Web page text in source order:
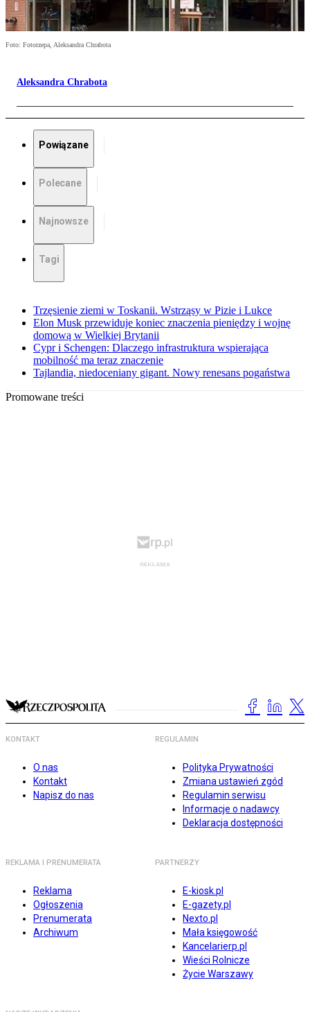
Foto: Fotorzepa, Aleksandra Chrabota
Aleksandra Chrabota
Powiązane
Polecane
Najnowsze
Tagi
Trzęsienie ziemi w Toskanii. Wstrząsy w Pizie i Lukce
Elon Musk przewiduje koniec znaczenia pieniędzy i wojnę
domową w Wielkiej Brytanii
Cypr i Schengen: Dlaczego infrastruktura wspierająca
mobilność ma teraz znaczenie
Tajlandia, niedoceniany gigant. Nowy renesans pogaństwa
Promowane treści
KONTAKT
O nas
Kontakt
Napisz do nas
REGULAMIN
Polityka Prywatności
Zmiana ustawień zgód
Regulamin serwisu
Informacje o nadawcy
Deklaracja dostępności
REKLAMA I PRENUMERATA
Reklama
Ogłoszenia
Prenumerata
Archiwum
PARTNERZY
E-kiosk.pl
E-gazety.pl
Nexto.pl
Mała księgowość
Kancelarierp.pl
Wieści Rolnicze
Życie Warszawy